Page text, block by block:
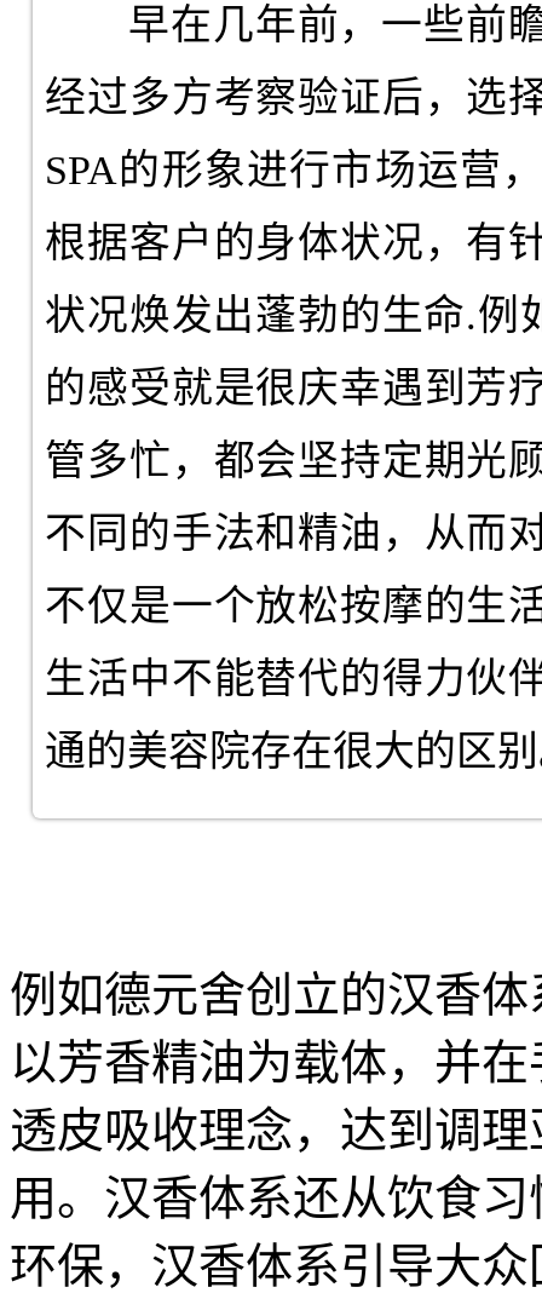
早在几年前，一些前瞻
经过多方考察验证后，选
SPA的形象进行市场运营
根据客户的身体状况，有
状况焕发出蓬勃的生命.例
的感受就是很庆幸遇到芳
管多忙，都会坚持定期光
不同的手法和精油，从而
不仅是一个放松按摩的生
生活中不能替代的得力伙
通的美容院存在很大的区
例如德元舍创立的汉香
以芳香精油为载体，并
透皮吸收理念，达到调
用。汉香体系还从饮食
环保，汉香体系引导大